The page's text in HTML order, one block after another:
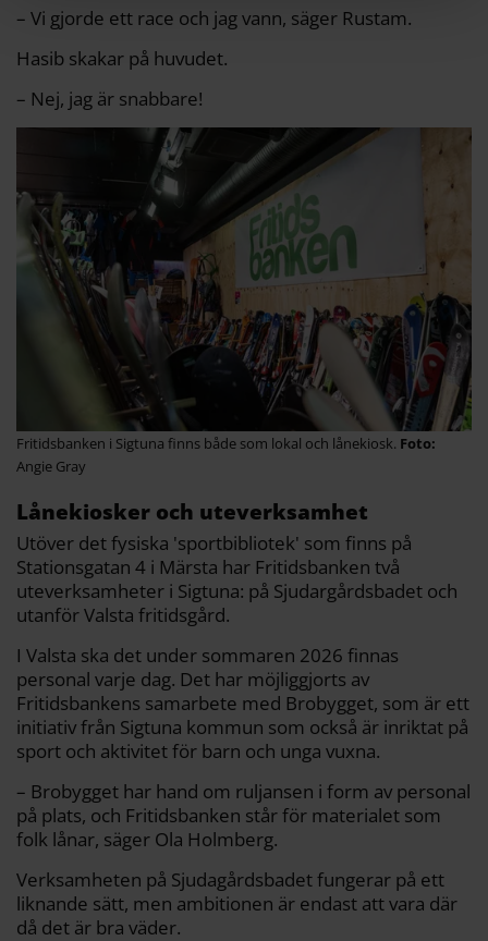
– Vi gjorde ett race och jag vann, säger Rustam.
Hasib skakar på huvudet.
– Nej, jag är snabbare!
Fritidsbanken i Sigtuna finns både som lokal och lånekiosk.
Angie Gray
Lånekiosker och uteverksamhet
Utöver det fysiska 'sportbibliotek' som finns på
Stationsgatan 4 i Märsta har Fritidsbanken två
uteverksamheter i Sigtuna: på Sjudargårdsbadet och
utanför Valsta fritidsgård.
I Valsta ska det under sommaren 2026 finnas
personal varje dag. Det har möjliggjorts av
Fritidsbankens samarbete med Brobygget, som är ett
initiativ från Sigtuna kommun som också är inriktat på
sport och aktivitet för barn och unga vuxna.
– Brobygget har hand om ruljansen i form av personal
på plats, och Fritidsbanken står för materialet som
folk lånar, säger Ola Holmberg.
Verksamheten på Sjudagårdsbadet fungerar på ett
liknande sätt, men ambitionen är endast att vara där
då det är bra väder.